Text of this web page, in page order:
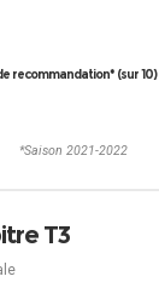
recommandation* (sur 10)
*Saison 2021-2022
T3